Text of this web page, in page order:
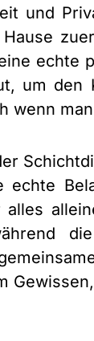
und
echte
um den
wenn
echte